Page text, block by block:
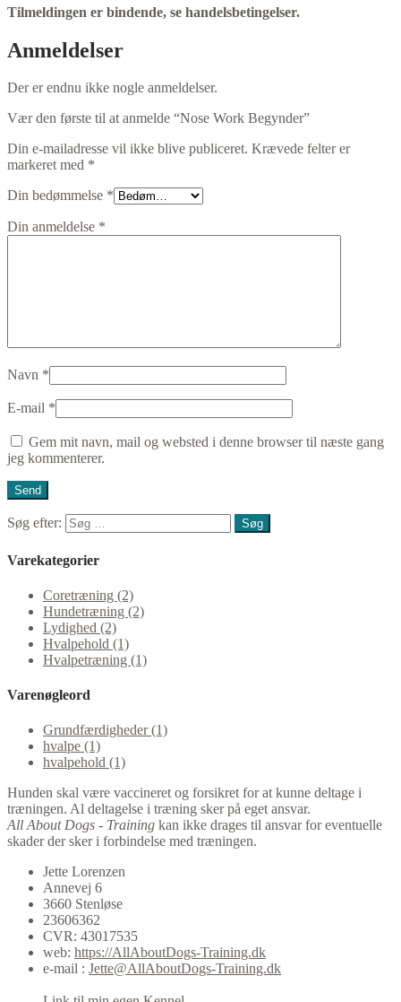
Tilmeldingen er bindende, se handelsbetingelser.
Anmeldelser
Der er endnu ikke nogle anmeldelser.
Vær den første til at anmelde “Nose Work Begynder”
Din e-mailadresse vil ikke blive publiceret. Krævede felter er
markeret med *
Din bedømmelse *
Din anmeldelse *
Navn *
E-mail *
Gem mit navn, mail og websted i denne browser til næste gang
jeg kommenterer.
Søg efter:
Varekategorier
Coretræning (2)
Hundetræning (2)
Lydighed (2)
Hvalpehold (1)
Hvalpetræning (1)
Varenøgleord
Grundfærdigheder (1)
hvalpe (1)
hvalpehold (1)
Hunden skal være vaccineret og forsikret for at kunne deltage i
træningen. Al deltagelse i træning sker på eget ansvar.
All About Dogs - Training kan ikke drages til ansvar for eventuelle
skader der sker i forbindelse med træningen.
Jette Lorenzen
Annevej 6
3660 Stenløse
23606362
CVR: 43017535
web: https://AllAboutDogs-Training.dk
e-mail : Jette@AllAboutDogs-Training.dk